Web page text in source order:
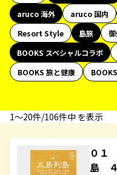
aruco 海外
aruco 国内
Resort Style
島旅
BOOKS スペシャルコラボ
BOOKS 旅と健康
1〜20件/106件中 を表示
０１
島